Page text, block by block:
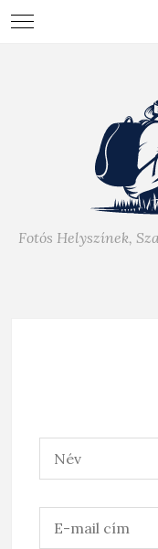
Fotós Helyszínek,